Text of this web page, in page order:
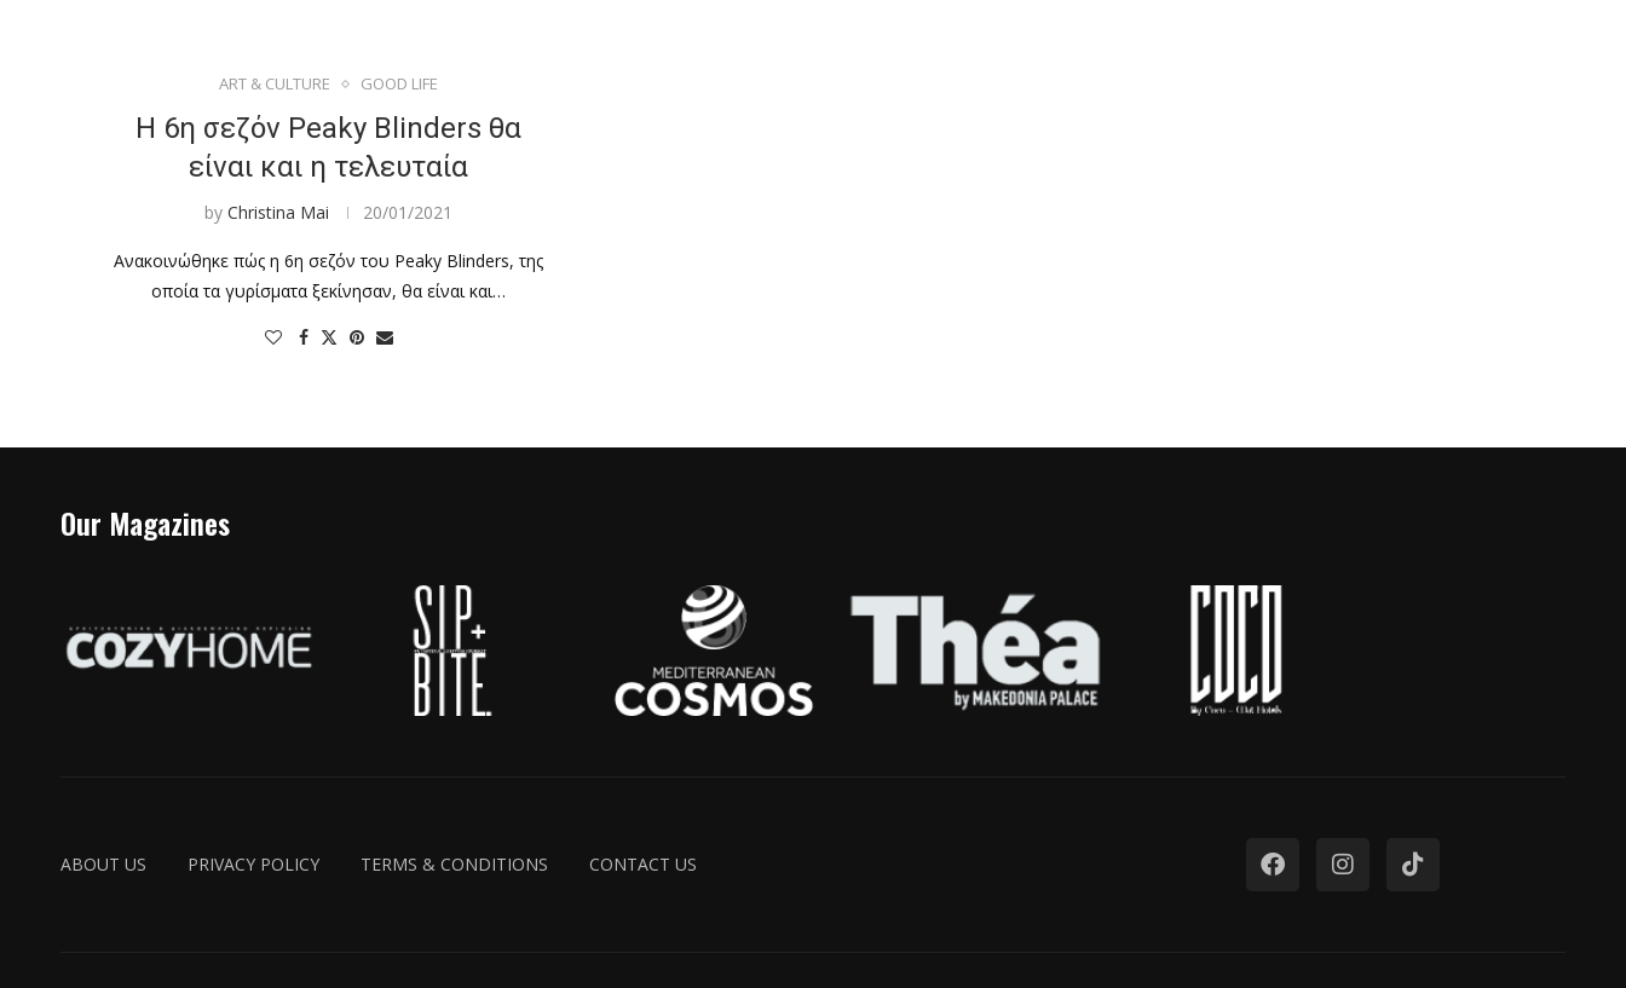
ART & CULTURE GOOD LIFE
Η 6η σεζόν Peaky Blinders θα
είναι και η τελευταία
byChristina Mai 20/01/2021
Ανακοινώθηκε πώς η 6η σεζόν του Peaky Blinders, της
οποία τα γυρίσματα ξεκίνησαν, θα είναι και…
Our Magazines
ABOUT US PRIVACY POLICY TERMS & CONDITIONS CONTACT US